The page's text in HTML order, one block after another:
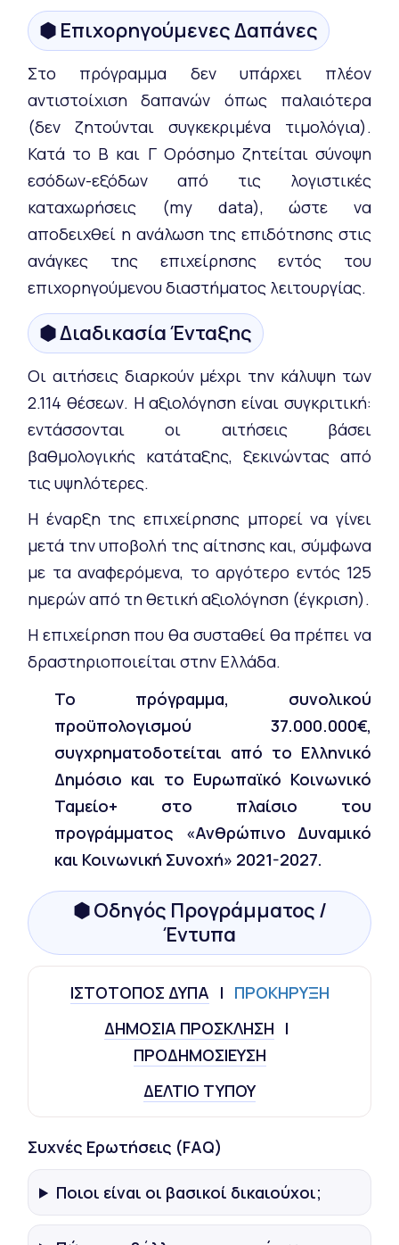
⬢ Επιχορηγούμενες Δαπάνες
Στο πρόγραμμα δεν υπάρχει πλέον
αντιστοίχιση δαπανών όπως παλαιότερα
(δεν ζητούνται συγκεκριμένα τιμολόγια).
Κατά το Β και Γ Ορόσημο ζητείται σύνοψη
εσόδων-εξόδων από τις λογιστικές
καταχωρήσεις (my data), ώστε να
αποδειχθεί η ανάλωση της επιδότησης στις
ανάγκες της επιχείρησης εντός του
επιχορηγούμενου διαστήματος λειτουργίας.
⬢ Διαδικασία Ένταξης
Οι αιτήσεις διαρκούν μέχρι την κάλυψη των
2.114 θέσεων. Η αξιολόγηση είναι συγκριτική:
εντάσσονται οι αιτήσεις βάσει
βαθμολογικής κατάταξης, ξεκινώντας από
τις υψηλότερες.
Η έναρξη της επιχείρησης μπορεί να γίνει
μετά την υποβολή της αίτησης και, σύμφωνα
με τα αναφερόμενα, το αργότερο εντός 125
ημερών από τη θετική αξιολόγηση (έγκριση).
Η επιχείρηση που θα συσταθεί θα πρέπει να
δραστηριοποιείται στην Ελλάδα.
Το πρόγραμμα, συνολικού
προϋπολογισμού 37.000.000€,
συγχρηματοδοτείται από το Ελληνικό
Δημόσιο και το Ευρωπαϊκό Κοινωνικό
Ταμείο+ στο πλαίσιο του
προγράμματος «Ανθρώπινο Δυναμικό
και Κοινωνική Συνοχή» 2021-2027.
⬢ Οδηγός Προγράμματος /
Έντυπα
ΙΣΤΟΤΟΠΟΣ ΔΥΠΑ I ΠΡΟΚΗΡΥΞΗ
ΔΗΜΟΣΙΑ ΠΡΟΣΚΛΗΣΗ I
ΠΡΟΔΗΜΟΣΙΕΥΣΗ
ΔΕΛΤΙΟ ΤΥΠΟΥ
Συχνές Ερωτήσεις (FAQ)
Ποιοι είναι οι βασικοί δικαιούχοι;